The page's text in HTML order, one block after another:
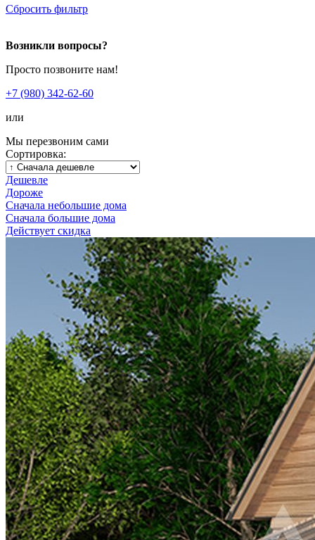
Сбросить фильтр
Возникли вопросы?
Просто позвоните нам!
+7 (980) 342-62-60
или
Мы перезвоним сами
Сортировка:
Дешевле
Дороже
Сначала небольшие дома
Сначала большие дома
Действует скидка